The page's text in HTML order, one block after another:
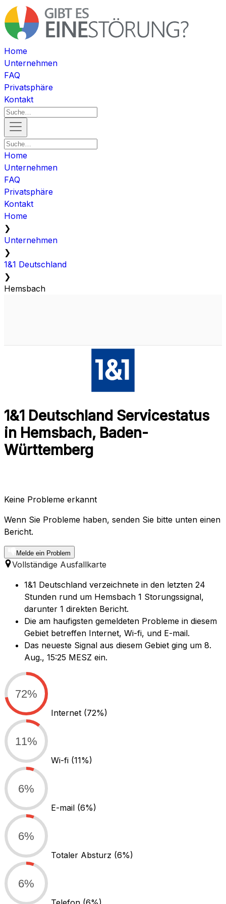
Home
Unternehmen
FAQ
Privatsphäre
Kontakt
Home
Unternehmen
FAQ
Privatsphäre
Kontakt
Home
❯
Unternehmen
❯
1&1 Deutschland
❯
Hemsbach
1&1 Deutschland Servicestatus
in Hemsbach, Baden-
Württemberg
Keine Probleme erkannt
Wenn Sie Probleme haben, senden Sie bitte unten einen
Bericht.
Melde ein Problem
Vollständige Ausfallkarte
1&1 Deutschland verzeichnete in den letzten 24
Stunden rund um Hemsbach 1 Storungssignal,
darunter 1 direkten Bericht.
Die am haufigsten gemeldeten Probleme in diesem
Gebiet betreffen Internet, Wi-fi, und E-mail.
Das neueste Signal aus diesem Gebiet ging um 8.
Aug., 15:25 MESZ ein.
72%
Internet (72%)
11%
Wi-fi (11%)
6%
E-mail (6%)
6%
Totaler Absturz (6%)
6%